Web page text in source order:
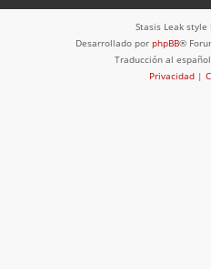
Stasis Leak style
Desarrollado por phpBB®
Traducción al
Privacidad |